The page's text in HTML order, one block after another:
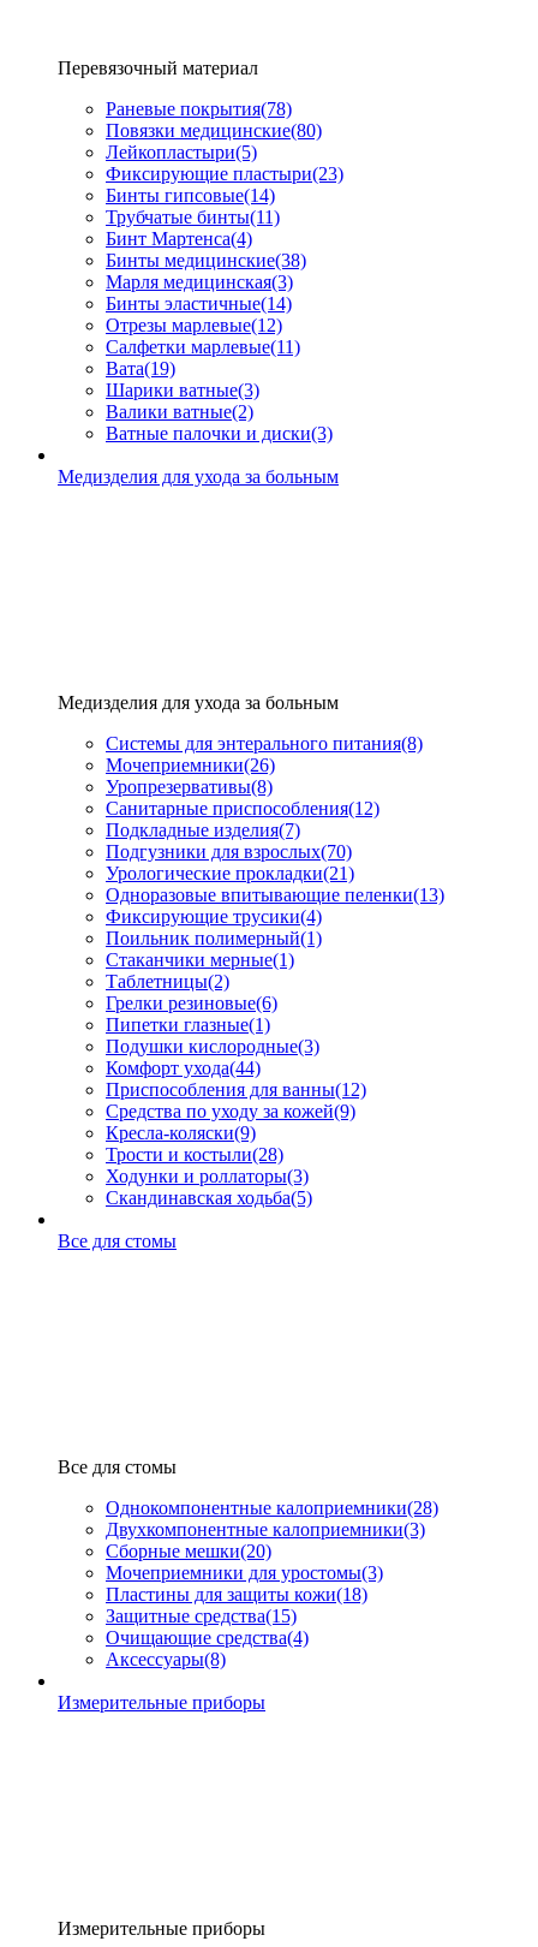
Перевязочный материал
Раневые покрытия(78)
Повязки медицинские(80)
Лейкопластыри(5)
Фиксирующие пластыри(23)
Бинты гипсовые(14)
Трубчатые бинты(11)
Бинт Мартенса(4)
Бинты медицинские(38)
Марля медицинская(3)
Бинты эластичные(14)
Отрезы марлевые(12)
Салфетки марлевые(11)
Вата(19)
Шарики ватные(3)
Валики ватные(2)
Ватные палочки и диски(3)
Медизделия для ухода за больным
Медизделия для ухода за больным
Системы для энтерального питания(8)
Мочеприемники(26)
Уропрезервативы(8)
Санитарные приспособления(12)
Подкладные изделия(7)
Подгузники для взрослых(70)
Урологические прокладки(21)
Одноразовые впитывающие пеленки(13)
Фиксирующие трусики(4)
Поильник полимерный(1)
Стаканчики мерные(1)
Таблетницы(2)
Грелки резиновые(6)
Пипетки глазные(1)
Подушки кислородные(3)
Комфорт ухода(44)
Приспособления для ванны(12)
Средства по уходу за кожей(9)
Кресла-коляски(9)
Трости и костыли(28)
Ходунки и роллаторы(3)
Скандинавская ходьба(5)
Все для стомы
Все для стомы
Однокомпонентные калоприемники(28)
Двухкомпонентные калоприемники(3)
Сборные мешки(20)
Мочеприемники для уростомы(3)
Пластины для защиты кожи(18)
Защитные средства(15)
Очищающие средства(4)
Аксессуары(8)
Измерительные приборы
Измерительные приборы